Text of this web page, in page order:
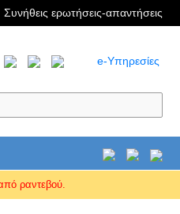
Συνήθεις ερωτήσεις-απαντήσεις
e-Υπηρεσίες
ραντεβού.